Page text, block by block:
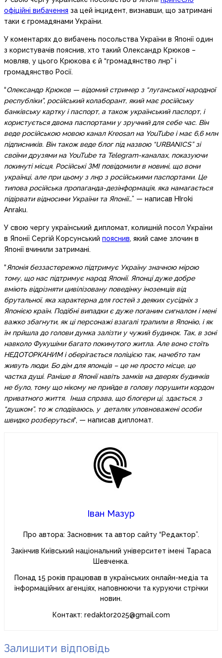
офіційні вибачення за цей інцидент, визнавши, що затримані
таки є громадянами України.
У коментарях до вибачень посольства України в Японії один
з користувачів пояснив, хто такий Олександр Крюков –
мовляв, у цього Крюкова є й “громадянство лнр” і
громадянство Росії.
“Олександр Крюков — відомий стример з “луганської народної
республіки”, російський колаборант, який має російську
банківську картку і паспорт, а також український паспорт, і
користується двома паспортами у зручний для себе час. Він
веде російською мовою канал Kreosan на YouTube і має 6,6 млн
підписників. Він також веде блог під назвою “URBANICS” зі
своїми друзями на YouTube та Telegram-каналах, показуючи
покинуті місця. Російські ЗМІ повідомили в новині, що вони
українці, але при цьому з лнр з російськими паспортами. Це
типова російська пропаганда-дезінформація, яка намагається
підірвати відносини України та Японії…” — написав HIroki
Anraku.
У свою чергу український дипломат, колишній посол України
в Японії Сергій Корсунський пояснив, який саме злочин в
Японії вчинили затримані.
“Японія беззастережно підтримує Україну значною мірою
тому, що нас підтримує народ Японії. Японці дуже добре
вміють відрізняти цивілізовану поведінку іноземців від
брутальної, яка характерна для гостей з деяких сусідніх з
Японією країн. Подібні випадки є дуже поганим сигналом і мені
важко збагнути, як ці персонажі взагалі трапили в Японію, і як
їм прйшла до голови думка залізти у чужий будинок. Так, в зоні
навколо Фукушіми багато покинутого житла. Але воно стоїть
НЕДОТОРКАНИМ і оберігається поліцією так, начебто там
живуть люди. Бо дім для японців – це не просто місце, це
частка душі. Раніше в Японії навіть замків на дверях будинків
не було, тому що нікому не прийде в голову порушити кордон
приватного життя. Інша справа, що блогери ці, здається, з
“душком”, то ж сподіваюсь, у деталях уповноважені особи
швидко розберуться“, — написав дипломат.
Іван Мазур
Про автора: Засновник та автор сайту “Редактор”.
Закінчив Київський національний університет імені Тараса
Шевченка.
Понад 15 років працював в українських онлайн-медіа та
інформаційних агенціях, наповнюючи та куруючи стрічки
новин.
Контакт: redaktor2025@gmail.com
Залишити відповідь